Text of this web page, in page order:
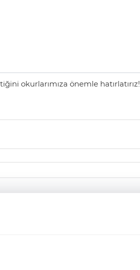
okurlarımıza önemle hatırlatırız!